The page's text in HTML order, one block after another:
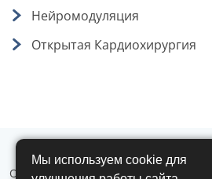
Нейромодуляция
Открытая Кардиохирургия
ООО "Аритмомед" © 2019 - 2026 г. Все
Мы используем cookie для